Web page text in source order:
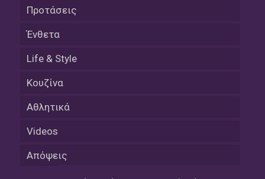
Προτάσεις
Ένθετα
Life & Style
Κουζίνα
Αθλητικά
Videos
Απόψεις